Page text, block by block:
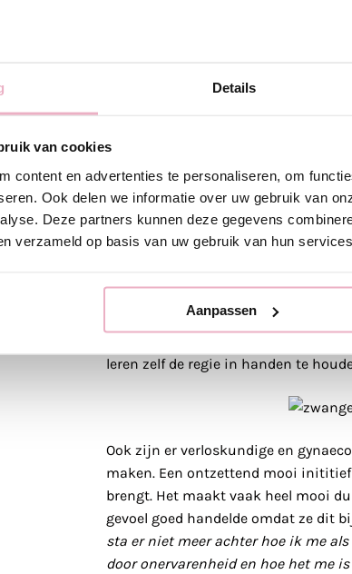
Details
van cookies
content en advertenties te personaliseren, om
Ook delen we informatie over uw gebruik van
Deze partners kunnen deze gegevens
verzameld op basis van uw gebruik van hun
Aanpassen
Tijdens mijn bevalling dacht ik mij
van 10 weken. Maar van de keuzes
mij achteraf aan bijgedragen dat
niet weten hoe mijn bevalling
zou ik misschien niet positief
keuzes zijn valt er ook weinig te
Achteraf zou ik dan niet het idee
terwijl ik nu weet dat ik dat wel zou
Op Instagram brengen vrouwen
#genoeggezwegen
. Een
kunnen leren uit het verleden en
leren zelf de regie in handen te
Ook zijn er verloskundige en
maken. Een ontzettend mooi
brengt. Het maakt vaak heel mooi
gevoel goed handelde omdat ze dit
sta er niet meer achter hoe ik me
door onervarenheid en hoe het me is